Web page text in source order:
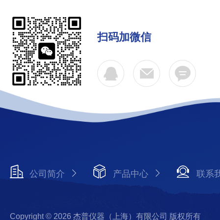
扫码加微信
公司简介 产品中心 联系
Copyright © 2026 杰普仪器（上海）有限公司 版权所有